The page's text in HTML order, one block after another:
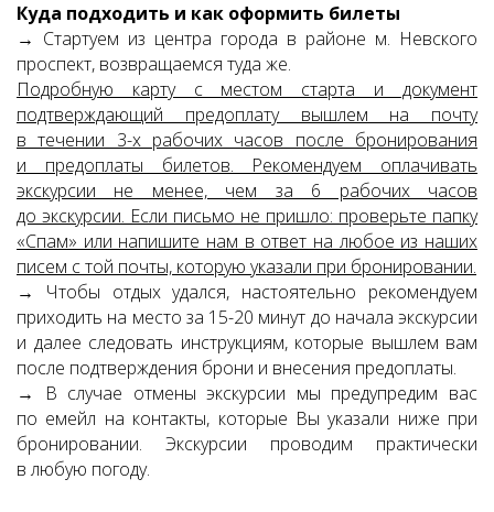
Куда подходить и как оформить билеты
→ Стартуем из центра города в районе м. Невского
проспект, возвращаемся туда же.
Подробную карту с местом старта и документ
подтверждающий предоплату вышлем на почту
в течении 3-х рабочих часов после бронирования
и предоплаты билетов. Рекомендуем оплачивать
экскурсии не менее, чем за 6 рабочих часов
до экскурсии. Если письмо не пришло: проверьте папку
«Спам» или напишите нам в ответ на любое из наших
писем с той почты, которую указали при бронировании.
→ Чтобы отдых удался, настоятельно рекомендуем
приходить на место за 15-20 минут до начала экскурсии
и далее следовать инструкциям, которые вышлем вам
после подтверждения брони и внесения предоплаты.
→ В случае отмены экскурсии мы предупредим вас
по емейл на контакты, которые Вы указали ниже при
бронировании. Экскурсии проводим практически
в любую погоду.